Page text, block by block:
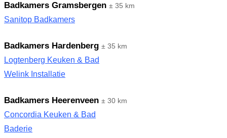
Badkamers Gramsbergen ± 35 km
Sanitop Badkamers
Badkamers Hardenberg ± 35 km
Logtenberg Keuken & Bad
Welink Installatie
Badkamers Heerenveen ± 30 km
Concordia Keuken & Bad
Baderie